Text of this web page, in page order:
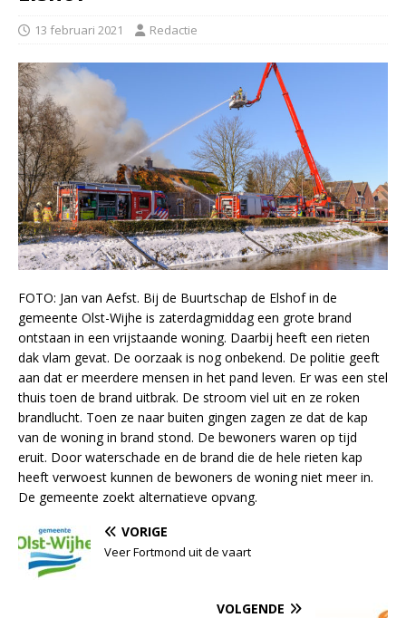
13 februari 2021 Redactie
FOTO: Jan van Aefst. Bij de Buurtschap de Elshof in de
gemeente Olst-Wijhe is zaterdagmiddag een grote brand
ontstaan in een vrijstaande woning. Daarbij heeft een rieten
dak vlam gevat. De oorzaak is nog onbekend. De politie geeft
aan dat er meerdere mensen in het pand leven. Er was een stel
thuis toen de brand uitbrak. De stroom viel uit en ze roken
brandlucht. Toen ze naar buiten gingen zagen ze dat de kap
van de woning in brand stond. De bewoners waren op tijd
eruit. Door waterschade en de brand die de hele rieten kap
heeft verwoest kunnen de bewoners de woning niet meer in.
De gemeente zoekt alternatieve opvang.
VORIGE
Veer Fortmond uit de vaart
VOLGENDE